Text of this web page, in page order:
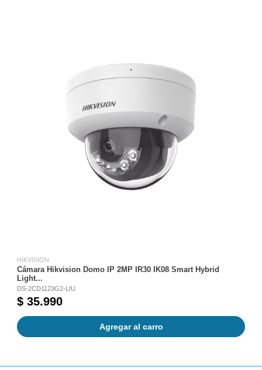
HIKVISION
Cámara Hikvision Domo IP 2MP IR30 IK08 Smart Hybrid
Light...
DS-2CD1123G2-LIU
$ 35.990
Agregar al carro